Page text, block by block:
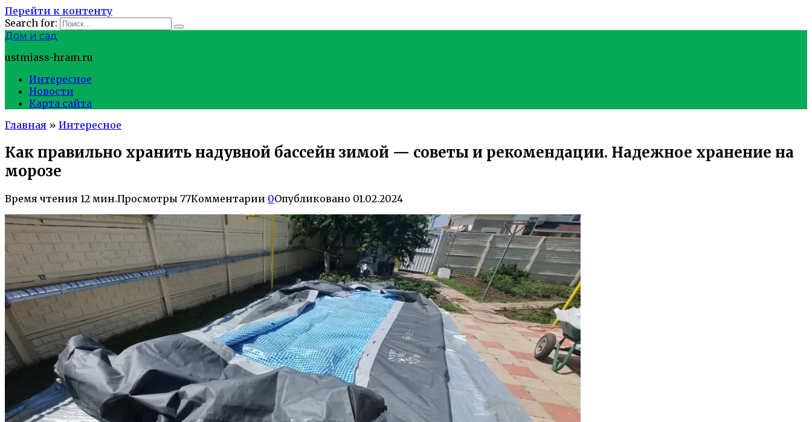
Перейти к контенту
Search for:
Дом и сад
ustmiass-hram.ru
Интересное
Новости
Карта сайта
Главная » Интересное
Как правильно хранить надувной бассейн зимой — советы и рекомендации. Надежное хранение на
морозе
Время чтения 12 мин.Просмотры 77Комментарии 0Опубликовано 01.02.2024